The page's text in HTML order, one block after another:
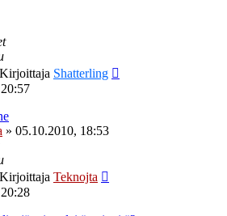
Kirjoittaja Shatterling
» 05.10.2010, 18:53
Kirjoittaja Teknojta